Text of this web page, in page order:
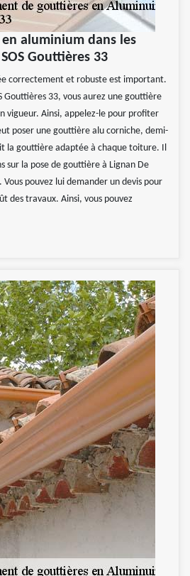
aluminium dans les
Gouttières 33
correctement et robuste est important.
Gouttières 33, vous aurez une gouttière
vigueur. Ainsi, appelez-le pour profiter
poser une gouttière alu corniche, demi-
la gouttière adaptée à chaque toiture. Il
sur la pose de gouttière à Lignan De
pouvez lui demander un devis pour
des travaux. Ainsi, vous pouvez